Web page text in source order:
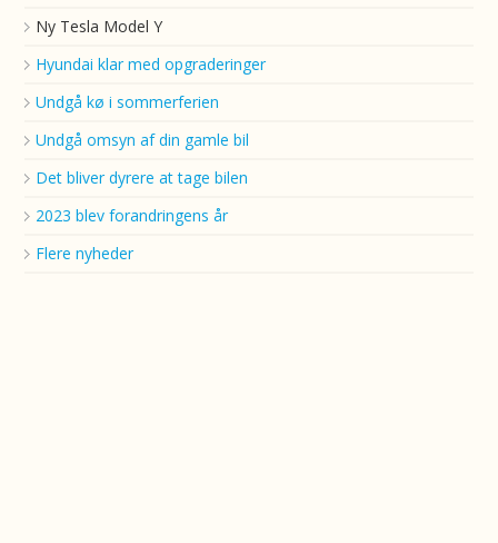
Ny Tesla Model Y
Hyundai klar med opgraderinger
Undgå kø i sommerferien
Undgå omsyn af din gamle bil
Det bliver dyrere at tage bilen
2023 blev forandringens år
Flere nyheder